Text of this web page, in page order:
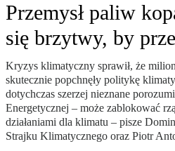
Przemysł paliw
się brzytwy, by
Kryzys klimatyczny sprawił, że
skutecznie popchnęły politykę
dotychczas szerzej nieznane
Energetycznej – może zablokować
działaniami dla klimatu – pisze
Strajku Klimatycznego oraz Piotr